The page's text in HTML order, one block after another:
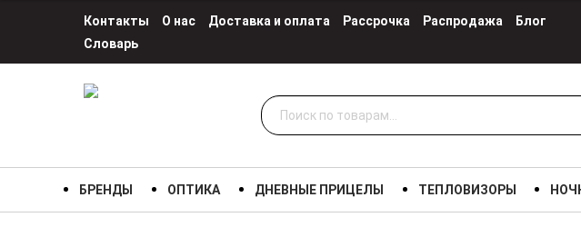
Контакты О нас Доставка и оплата Рассрочка Распродажа
Блог
Словарь
Искать:
БРЕНДЫ ОПТИКА ДНЕВНЫЕ ПРИЦЕЛЫ ТЕПЛОВИЗОРЫ